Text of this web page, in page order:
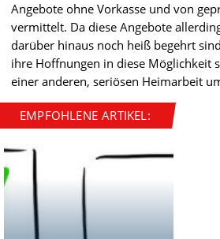
Angebote ohne Vorkasse und von
vermittelt. Da diese Angebote
darüber hinaus noch heiß begehrt
ihre Hoffnungen in diese Möglichkeit
einer anderen, seriösen Heimarbeit
EMPFOHLENE ARTIKEL: